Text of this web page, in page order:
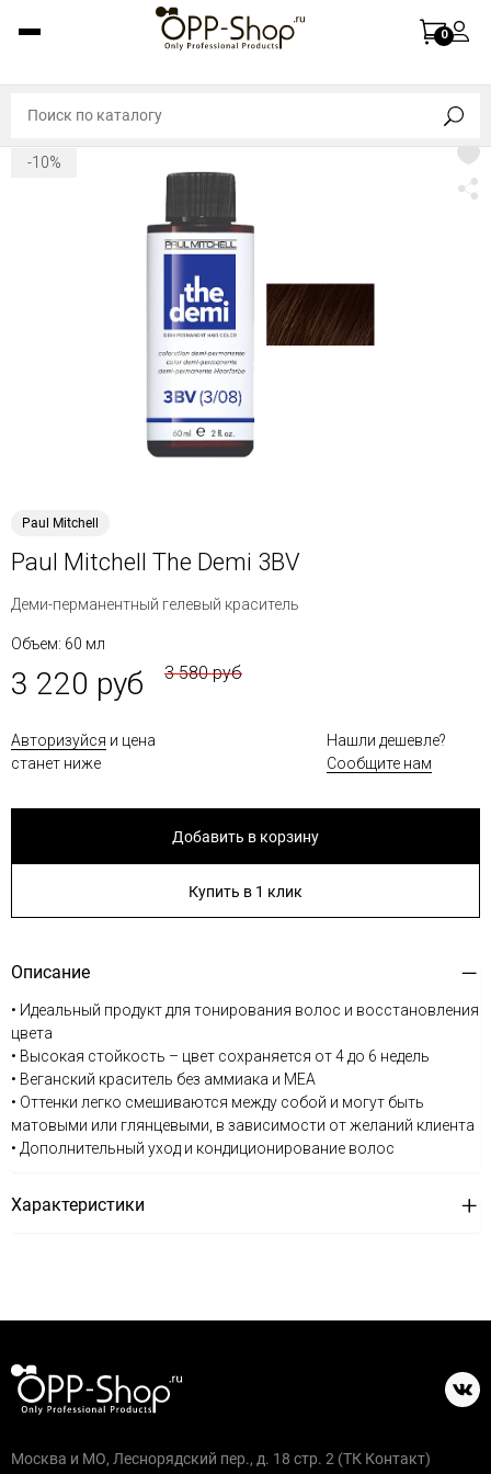
0
-10%
Paul Mitchell
Paul Mitchell The Demi 3BV
Деми-перманентный гелевый краситель
Объем: 60 мл
3 220 руб 3 580 руб
Авторизуйся и цена
станет ниже
Нашли дешевле?
Сообщите нам
Добавить в корзину
Купить в 1 клик
Описание
• Идеальный продукт для тонирования волос и восстановления
цвета
• Высокая стойкость – цвет сохраняется от 4 до 6 недель
• Веганский краситель без аммиака и MEA
• Оттенки легко смешиваются между собой и могут быть
матовыми или глянцевыми, в зависимости от желаний клиента
• Дополнительный уход и кондиционирование волос
Характеристики
Москва и МО, Леснорядский пер., д. 18 стр. 2 (ТК Контакт)